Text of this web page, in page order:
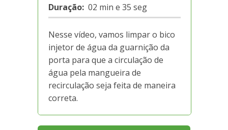
Duração: 02 min e 35 seg
Nesse vídeo, vamos limpar o bico
injetor de água da guarnição da
porta para que a circulação de
água pela mangueira de
recirculação seja feita de maneira
correta.